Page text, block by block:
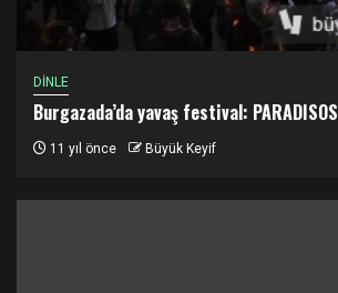
DİNLE
Burgazada’da yavaş festival: PARADISOS
11 yıl önce Büyük Keyif